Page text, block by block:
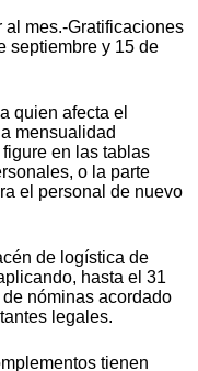
mes.-Gratificaciones
septiembre y 15 de
quien afecta el
mensualidad
en las tablas
o la parte
el personal de nuevo
de logística de
hasta el 31
nóminas acordado
legales.
tienen